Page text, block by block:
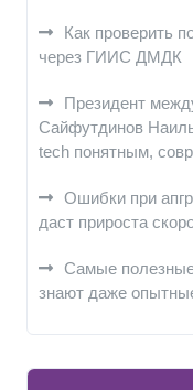
Как проверить
через ГИИС ДМДК
Президент
Сайфутдинов
tech понятным,
Ошибки при
даст прироста
Самые
знают даже